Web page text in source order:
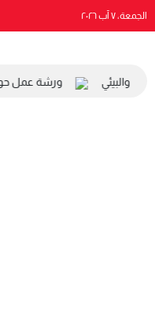
الجمعة، ٧ آب ٢٠٢٦
والبيئي ورشة عمل